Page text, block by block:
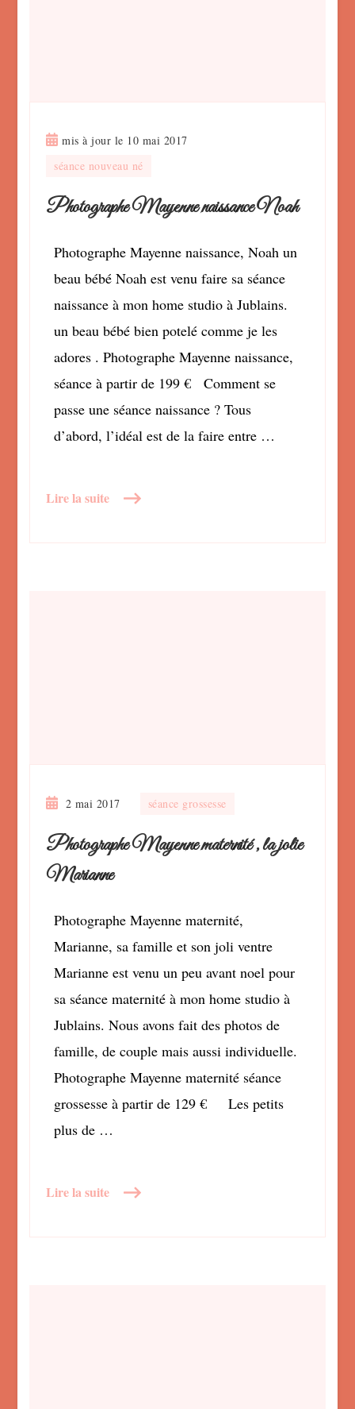
mis à jour le 10 mai 2017
séance nouveau né
Photographe Mayenne naissance Noah
Photographe Mayenne naissance, Noah un
beau bébé Noah est venu faire sa séance
naissance à mon home studio à Jublains.
un beau bébé bien potelé comme je les
adores . Photographe Mayenne naissance,
séance à partir de 199 € Comment se
passe une séance naissance ? Tous
d’abord, l’idéal est de la faire entre …
Lire la suite
2 mai 2017 séance grossesse
Photographe Mayenne maternité , la jolie
Marianne
Photographe Mayenne maternité,
Marianne, sa famille et son joli ventre
Marianne est venu un peu avant noel pour
sa séance maternité à mon home studio à
Jublains. Nous avons fait des photos de
famille, de couple mais aussi individuelle.
Photographe Mayenne maternité séance
grossesse à partir de 129 € Les petits
plus de …
Lire la suite